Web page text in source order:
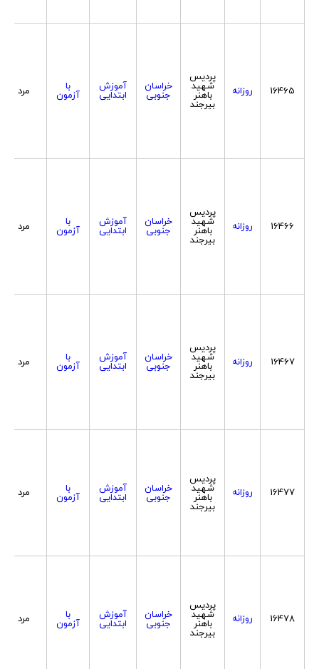
16465 روزانه
پردیس
شهید
باهنر
بیرجند
خراسان
جنوبی
آموزش
ابتدایی
با
آزمون مرد
16466 روزانه
پردیس
شهید
باهنر
بیرجند
خراسان
جنوبی
آموزش
ابتدایی
با
آزمون مرد
16467 روزانه
پردیس
شهید
باهنر
بیرجند
خراسان
جنوبی
آموزش
ابتدایی
با
آزمون مرد
16477 روزانه
پردیس
شهید
باهنر
بیرجند
خراسان
جنوبی
آموزش
ابتدایی
با
آزمون مرد
16478 روزانه
پردیس
شهید
باهنر
بیرجند
خراسان
جنوبی
آموزش
ابتدایی
با
آزمون مرد